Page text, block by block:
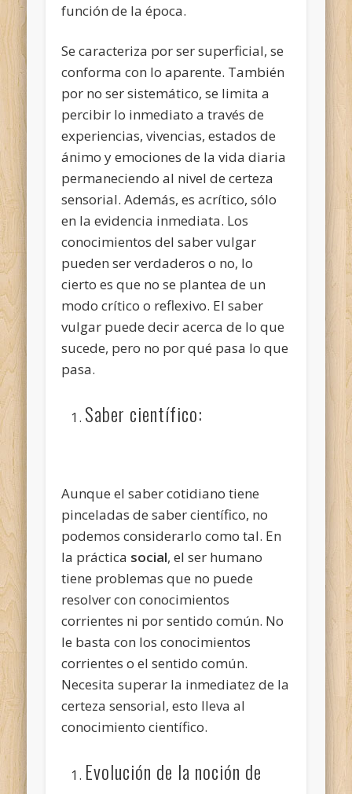
función de la época.
Se caracteriza por ser superficial, se
conforma con lo aparente. También
por no ser sistemático, se limita a
percibir lo inmediato a través de
experiencias, vivencias, estados de
ánimo y emociones de la vida diaria
permaneciendo al nivel de certeza
sensorial. Además, es acrítico, sólo
en la evidencia inmediata. Los
conocimientos del saber vulgar
pueden ser verdaderos o no, lo
cierto es que no se plantea de un
modo crítico o reflexivo. El saber
vulgar puede decir acerca de lo que
sucede, pero no por qué pasa lo que
pasa.
Saber científico:
Aunque el saber cotidiano tiene
pinceladas de saber científico, no
podemos considerarlo como tal. En
la práctica social, el ser humano
tiene problemas que no puede
resolver con conocimientos
corrientes ni por sentido común. No
le basta con los conocimientos
corrientes o el sentido común.
Necesita superar la inmediatez de la
certeza sensorial, esto lleva al
conocimiento científico.
Evolución de la noción de